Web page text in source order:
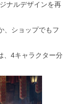
ナルデザインを再
、ショップでもフ
、4キャラクター分